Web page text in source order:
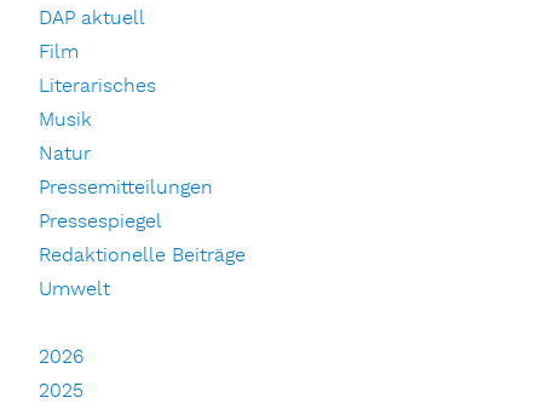
DAP aktuell
Film
Literarisches
Musik
Natur
Pressemitteilungen
Pressespiegel
Redaktionelle Beiträge
Umwelt
2026
2025